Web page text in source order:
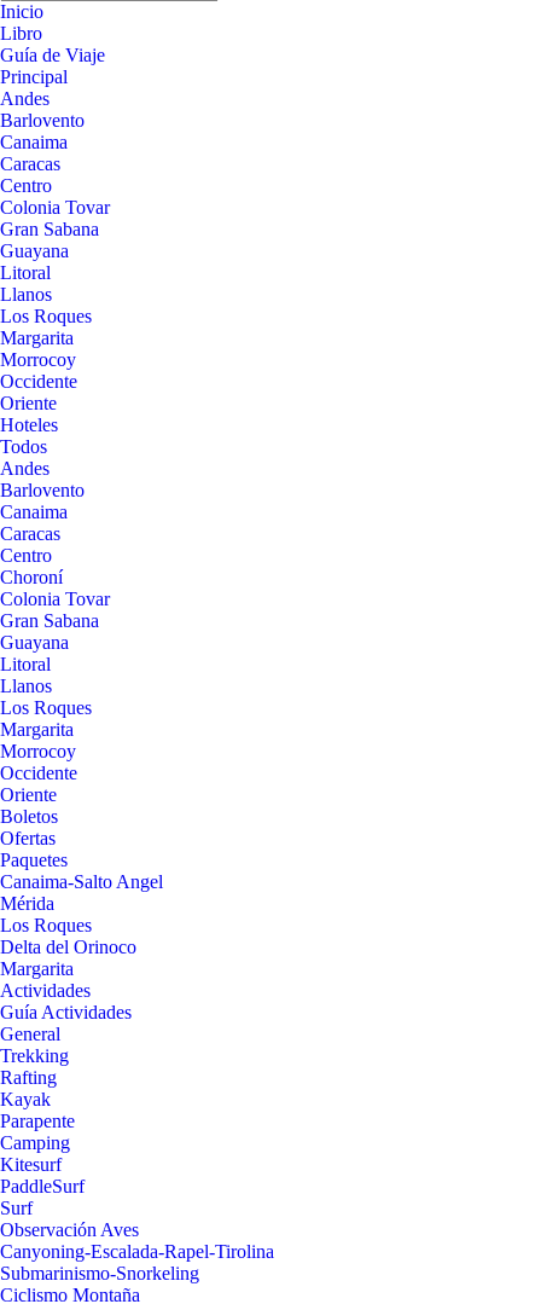
Inicio
Libro
Guía de Viaje
Principal
Andes
Barlovento
Canaima
Caracas
Centro
Colonia Tovar
Gran Sabana
Guayana
Litoral
Llanos
Los Roques
Margarita
Morrocoy
Occidente
Oriente
Hoteles
Todos
Andes
Barlovento
Canaima
Caracas
Centro
Choroní
Colonia Tovar
Gran Sabana
Guayana
Litoral
Llanos
Los Roques
Margarita
Morrocoy
Occidente
Oriente
Boletos
Ofertas
Paquetes
Canaima-Salto Angel
Mérida
Los Roques
Delta del Orinoco
Margarita
Actividades
Guía Actividades
General
Trekking
Rafting
Kayak
Parapente
Camping
Kitesurf
PaddleSurf
Surf
Observación Aves
Canyoning-Escalada-Rapel-Tirolina
Submarinismo-Snorkeling
Ciclismo Montaña